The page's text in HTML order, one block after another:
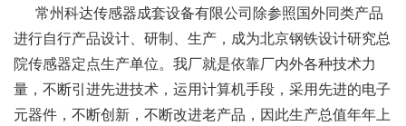
常州科达传感器成套设备有限公司除参照国外同类产品
进行自行产品设计、研制、生产，成为北京钢铁设计研究总
院传感器定点生产单位。我厂就是依靠厂内外各种技术力
量，不断引进先进技术，运用计算机手段，采用先进的电子
元器件，不断创新，不断改进老产品，因此生产总值年年上